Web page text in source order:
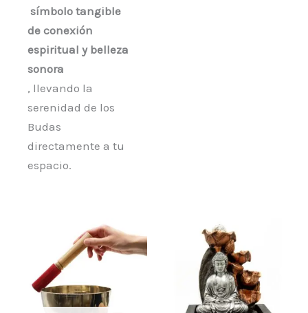
símbolo tangible
de conexión
espiritual y belleza
sonora
, llevando la
serenidad de los
Budas
directamente a tu
espacio.